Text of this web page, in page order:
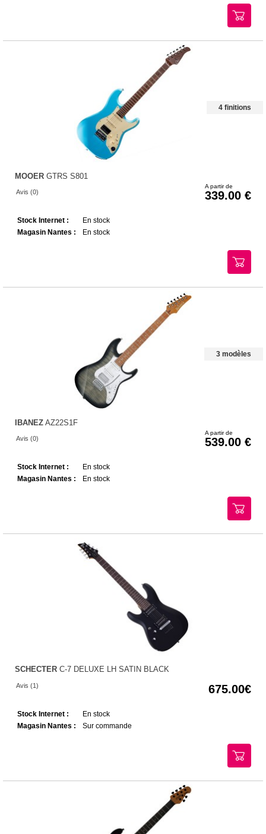
4 finitions
MOOER GTRS S801
Avis (0)
A partir de
339.00
Stock Internet :
En stock
Magasin Nantes :
En stock
3 modèles
IBANEZ AZ22S1F
Avis (0)
A partir de
539.00
Stock Internet :
En stock
Magasin Nantes :
En stock
SCHECTER C-7 DELUXE LH SATIN BLACK
Avis (1) 675.00
Stock Internet :
En stock
Magasin Nantes :
Sur commande